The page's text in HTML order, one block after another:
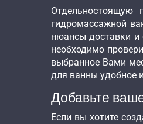
Отдельностоящую
гидромассажной
нюансы доставки и
необходимо
выбранное Вами
для ванны удобное
Добавьте
Если вы хотите